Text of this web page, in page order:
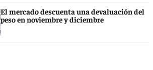
El mercado descuenta una devaluación del
peso en noviembre y diciembre